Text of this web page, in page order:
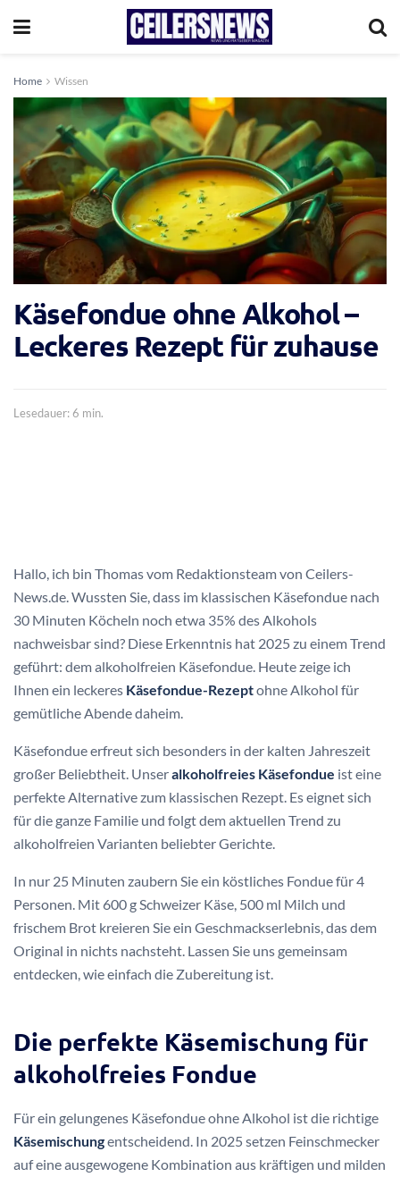
Home Wissen
Käsefondue ohne Alkohol –
Leckeres Rezept für zuhause
Lesedauer: 6 min.
Hallo, ich bin Thomas vom Redaktionsteam von Ceilers-
News.de. Wussten Sie, dass im klassischen Käsefondue nach
30 Minuten Köcheln noch etwa 35% des Alkohols
nachweisbar sind? Diese Erkenntnis hat 2025 zu einem Trend
geführt: dem alkoholfreien Käsefondue. Heute zeige ich
Ihnen ein leckeres Käsefondue-Rezeptohne Alkohol für
gemütliche Abende daheim.
Käsefondue erfreut sich besonders in der kalten Jahreszeit
großer Beliebtheit. Unseralkoholfreies Käsefondue ist eine
perfekte Alternative zum klassischen Rezept. Es eignet sich
für die ganze Familie und folgt dem aktuellen Trend zu
alkoholfreien Varianten beliebter Gerichte.
In nur 25 Minuten zaubern Sie ein köstliches Fondue für 4
Personen. Mit 600 g Schweizer Käse, 500 ml Milch und
frischem Brot kreieren Sie ein Geschmackserlebnis, das dem
Original in nichts nachsteht. Lassen Sie uns gemeinsam
entdecken, wie einfach die Zubereitung ist.
Die perfekte Käsemischung für
alkoholfreies Fondue
Für ein gelungenes Käsefondue ohne Alkohol ist die richtige
Käsemischungentscheidend. In 2025 setzen Feinschmecker
auf eine ausgewogene Kombination aus kräftigen und milden